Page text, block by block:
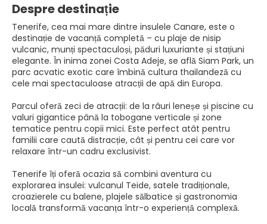
Despre destinație
Tenerife, cea mai mare dintre insulele Canare, este o
destinație de vacanță completă – cu plaje de nisip
vulcanic, munți spectaculoși, păduri luxuriante și stațiuni
elegante. În inima zonei Costa Adeje, se află Siam Park, un
parc acvatic exotic care îmbină cultura thailandeză cu
cele mai spectaculoase atracții de apă din Europa.
Parcul oferă zeci de atracții: de la râuri leneșe și piscine cu
valuri gigantice până la tobogane verticale și zone
tematice pentru copii mici. Este perfect atât pentru
familii care caută distracție, cât și pentru cei care vor
relaxare într-un cadru exclusivist.
Tenerife îți oferă ocazia să combini aventura cu
explorarea insulei: vulcanul Teide, satele tradiționale,
croazierele cu balene, plajele sălbatice și gastronomia
locală transformă vacanța într-o experiență complexă.